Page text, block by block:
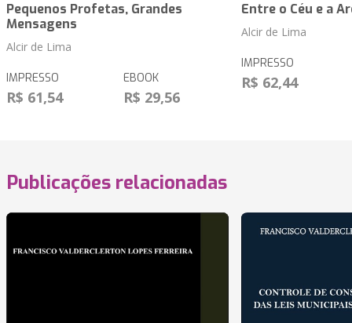
Pequenos Profetas, Grandes
Mensagens
Alcir de Lima
IMPRESSO
R$ 61,54
EBOOK
R$ 29,56
Entre o Céu e a
Alcir de Lima
IMPRESSO
R$ 62,44
Publicações relacionadas